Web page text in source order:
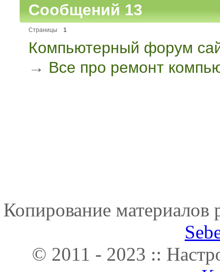
Сообщений 13
Страницы 1
Компьютерный форум
→ Все про ремонт
Копирование материалов
© 2011 - 2023 ::